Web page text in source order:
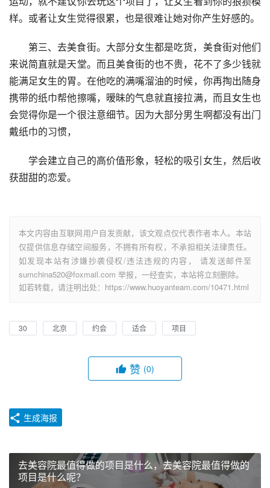
样。或者让女生觉得很累，也是很难让她对你产生好感的。
第三、去美食街。大部分女生都是吃货，美食街对他们
来说简直就是天堂。而且美食街的也不贵，花不了多少钱就
能满足女生的胃。在他吃的满嘴溜油的时候，你再掏出随身
携带的纸巾帮他擦嘴，暧昧的气息就直接拉满，而且女生也
会觉得你是一个很注意细节。因为大部分男生啊都没有出门
戴纸巾的习惯，
学会建立自己的高价值形象，轻松的吸引女生，然后收
获甜甜的恋爱。
本文内容由互联网用户自发贡献，该文观点仅代表作者本人。本站
仅提供信息存储空间服务，不拥有所有权，不承担相关法律责任。
如发现本站有涉嫌抄袭侵权/违法违规的内容， 请发送邮件至
sumchina520@foxmail.com 举报，一经查实，本站将立刻删除。
如若转载，请注明出处：https://www.huoyanteam.com/10471.html
30 北京 约会 适合 项目
赞 (0)
生成海报
去美容院最值得做的项目是什么，去美容院最值得做的
项目是什么呢？